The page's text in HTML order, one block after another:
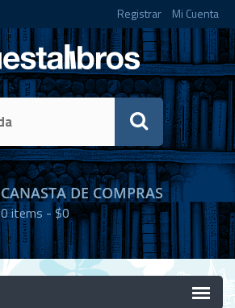
Registrar Mi Cuenta
CANASTA DE COMPRAS
0items -$0